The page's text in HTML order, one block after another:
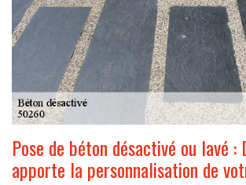
Pose de béton désactivé ou lavé
apporte la personnalisation de